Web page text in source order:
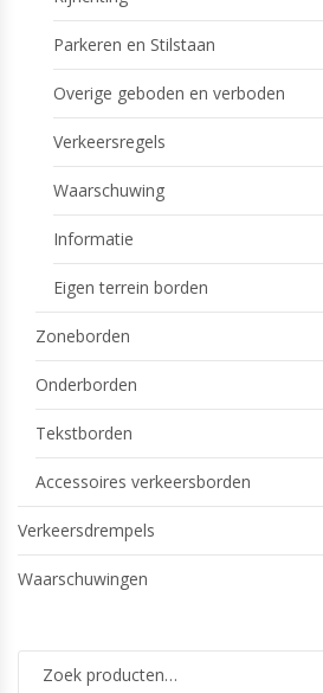
Parkeren en Stilstaan
Overige geboden en verboden
Verkeersregels
Waarschuwing
Informatie
Eigen terrein borden
Zoneborden
Onderborden
Tekstborden
Accessoires verkeersborden
Verkeersdrempels
Waarschuwingen